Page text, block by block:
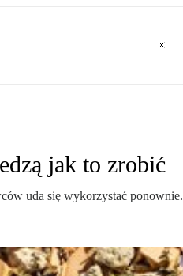
jak to zrobić
uda się wykorzystać ponownie.